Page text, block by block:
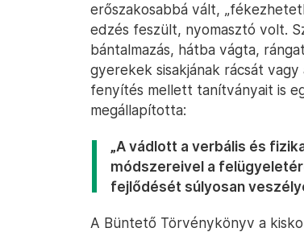
erőszakosabbá vált,
edzés feszült, nyomasztó volt.
bántalmazás, hátba vágta,
gyerekek sisakjának rácsát
fenyítés mellett tanítványait is
megállapította:
„A vádlott a verbális és
módszereivel a
fejlődését súlyosan
A Büntető Törvénykönyv a